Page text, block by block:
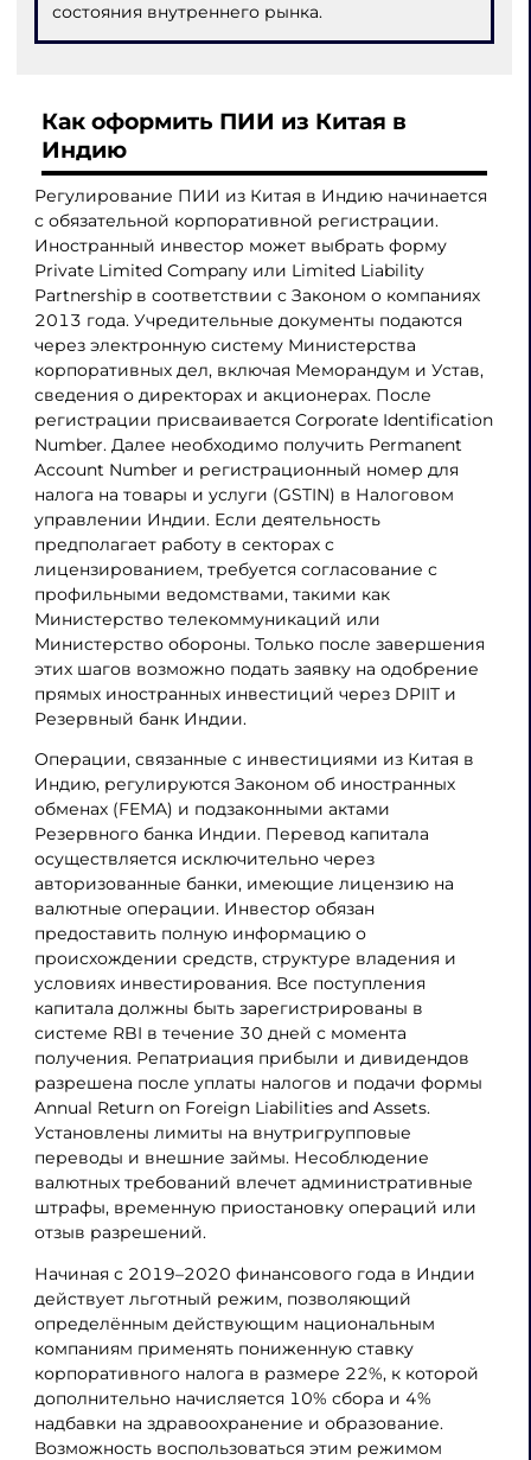
состояния внутреннего рынка.
Как оформить ПИИ из Китая в
Индию
Регулирование ПИИ из Китая в Индию начинается
с обязательной корпоративной регистрации.
Иностранный инвестор может выбрать форму
Private Limited Company или Limited Liability
Partnership в соответствии с Законом о компаниях
2013 года. Учредительные документы подаются
через электронную систему Министерства
корпоративных дел, включая Меморандум и Устав,
сведения о директорах и акционерах. После
регистрации присваивается Corporate Identification
Number. Далее необходимо получить Permanent
Account Number и регистрационный номер для
налога на товары и услуги (GSTIN) в Налоговом
управлении Индии. Если деятельность
предполагает работу в секторах с
лицензированием, требуется согласование с
профильными ведомствами, такими как
Министерство телекоммуникаций или
Министерство обороны. Только после завершения
этих шагов возможно подать заявку на одобрение
прямых иностранных инвестиций через DPIIT и
Резервный банк Индии.
Операции, связанные с инвестициями из Китая в
Индию, регулируются Законом об иностранных
обменах (FEMA) и подзаконными актами
Резервного банка Индии. Перевод капитала
осуществляется исключительно через
авторизованные банки, имеющие лицензию на
валютные операции. Инвестор обязан
предоставить полную информацию о
происхождении средств, структуре владения и
условиях инвестирования. Все поступления
капитала должны быть зарегистрированы в
системе RBI в течение 30 дней с момента
получения. Репатриация прибыли и дивидендов
разрешена после уплаты налогов и подачи формы
Annual Return on Foreign Liabilities and Assets.
Установлены лимиты на внутригрупповые
переводы и внешние займы. Несоблюдение
валютных требований влечет административные
штрафы, временную приостановку операций или
отзыв разрешений.
Начиная с 2019–2020 финансового года в Индии
действует льготный режим, позволяющий
определённым действующим национальным
компаниям применять пониженную ставку
корпоративного налога в размере 22%, к которой
дополнительно начисляется 10% сбора и 4%
надбавки на здравоохранение и образование.
Возможность воспользоваться этим режимом